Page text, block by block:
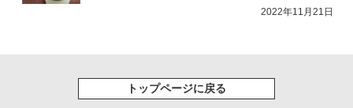
2022年11月21日
トップページに戻る